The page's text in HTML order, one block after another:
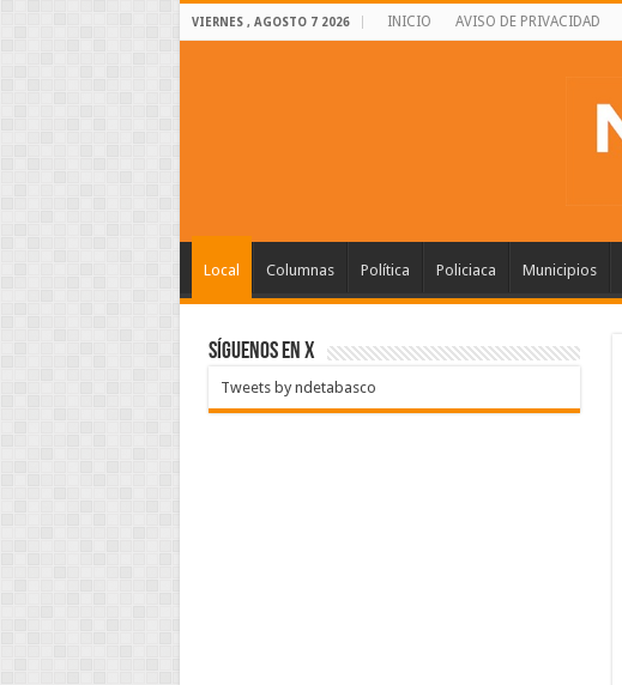
VIERNES , AGOSTO 7 2026 INICIO AVISO DE PRIVACIDAD
Local Columnas Política Policiaca Municipios
SÍGUENOS EN X
Tweets by ndetabasco